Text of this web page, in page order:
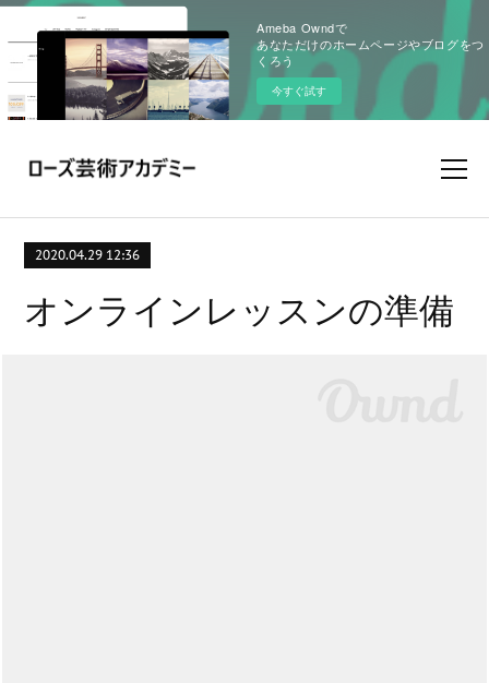
Ameba Owndで
あなただけのホームページやブログをつ
くろう
今すぐ試す
2020.04.29 12:36
オンラインレッスンの準備